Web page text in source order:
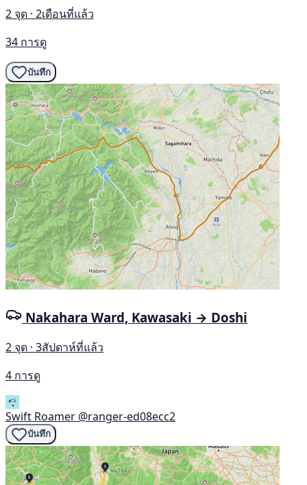
2 จุด · 2เดือนที่แล้ว
34 การดู
บันทึก
Nakahara Ward, Kawasaki → Doshi
2 จุด · 3สัปดาห์ที่แล้ว
4 การดู
Swift Roamer @ranger-ed08ecc2
บันทึก